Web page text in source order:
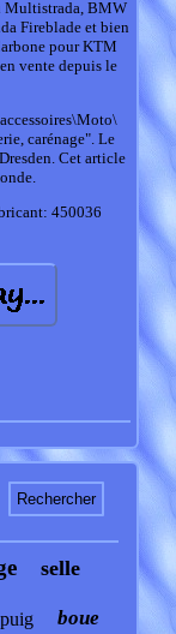
Multistrada, BMW
Fireblade et bien
pour KTM
vente depuis le
carénage". Le
Cet article
450036
selle
puig boue